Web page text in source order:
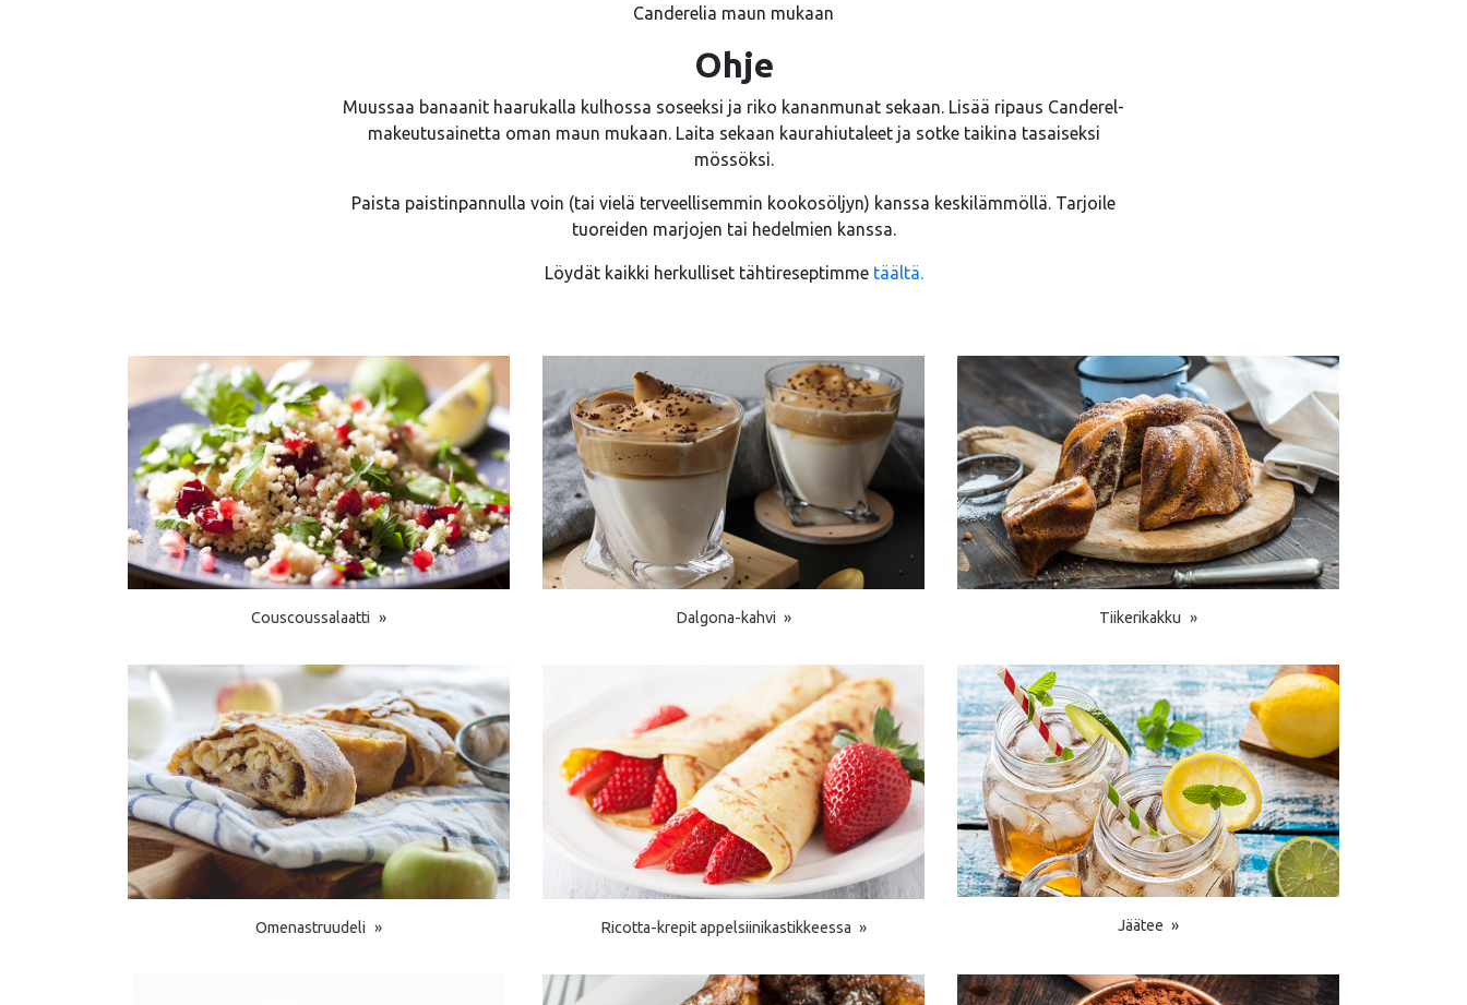
Canderelia maun mukaan
Ohje
Muussaa banaanit haarukalla kulhossa soseeksi ja riko kananmunat sekaan. Lisää ripaus Canderel-
makeutusainetta oman maun mukaan. Laita sekaan kaurahiutaleet ja sotke taikina tasaiseksi
mössöksi.
Paista paistinpannulla voin (tai vielä terveellisemmin kookosöljyn) kanssa keskilämmöllä. Tarjoile
tuoreiden marjojen tai hedelmien kanssa.
Löydät kaikki herkulliset tähtireseptimme täältä.
Couscoussalaatti Dalgona-kahvi Tiikerikakku
Omenastruudeli Ricotta-krepit appelsiinikastikkeessa Jäätee